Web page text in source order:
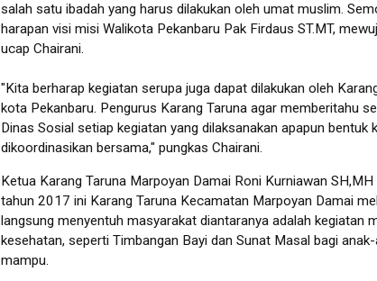
salah satu ibadah yang harus dilakukan oleh umat muslim.
harapan visi misi Walikota Pekanbaru Pak Firdaus ST.MT,
ucap Chairani.
"Kita berharap kegiatan serupa juga dapat dilakukan oleh
kota Pekanbaru. Pengurus Karang Taruna agar memberitahu
Dinas Sosial setiap kegiatan yang dilaksanakan apapun bentuk
dikoordinasikan bersama," pungkas Chairani.
Ketua Karang Taruna Marpoyan Damai Roni Kurniawan
tahun 2017 ini Karang Taruna Kecamatan Marpoyan Damai
langsung menyentuh masyarakat diantaranya adalah kegiatan
kesehatan, seperti Timbangan Bayi dan Sunat Masal bagi
mampu.